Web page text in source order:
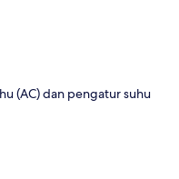
(AC) dan pengatur suhu